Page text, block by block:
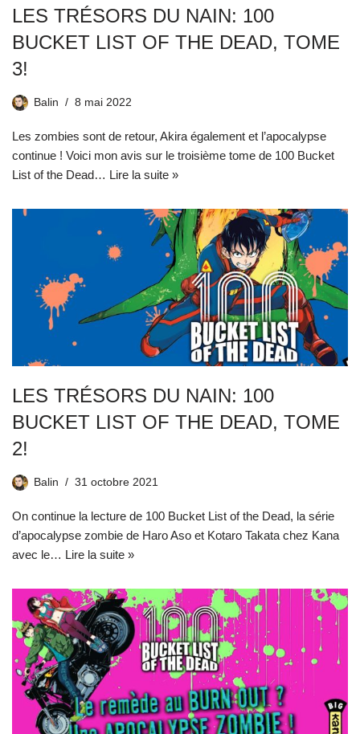
LES TRÉSORS DU NAIN: 100
BUCKET LIST OF THE DEAD, TOME
3!
Balin 8 mai 2022
Les zombies sont de retour, Akira également et l’apocalypse
continue ! Voici mon avis sur le troisième tome de 100 Bucket
List of the Dead… Lire la suite »
LES TRÉSORS DU NAIN: 100
BUCKET LIST OF THE DEAD, TOME
2!
Balin 31 octobre 2021
On continue la lecture de 100 Bucket List of the Dead, la série
d’apocalypse zombie de Haro Aso et Kotaro Takata chez Kana
avec le… Lire la suite »